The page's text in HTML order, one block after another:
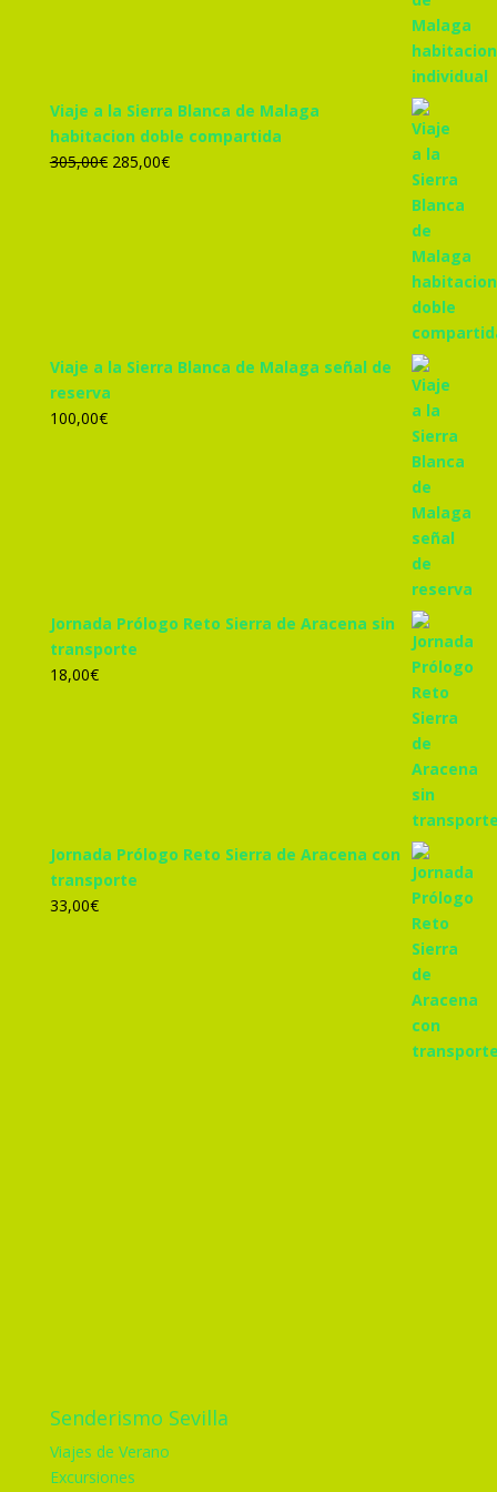
Viaje a la Sierra Blanca de Malaga
habitacion doble compartida
305,00€ El
285,00€El
Viaje a la Sierra Blanca de Malaga señal de
reserva
100,00€
Jornada Prólogo Reto Sierra de Aracena sin
transporte
18,00€
Jornada Prólogo Reto Sierra de Aracena con
transporte
33,00€
Senderismo Sevilla
Viajes de Verano
Excursiones